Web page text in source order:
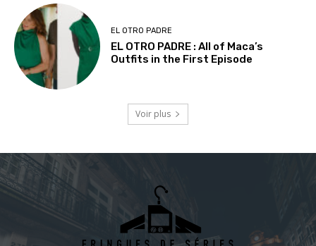
EL OTRO PADRE
EL OTRO PADRE : All of Maca’s
Outfits in the First Episode
Voir plus